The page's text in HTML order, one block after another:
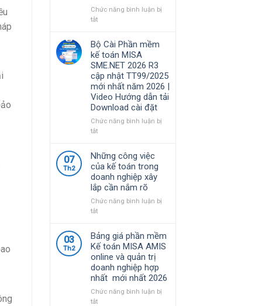
R4.1
cập
mới
nhất
năm
2026
|
Video
Hướng
tải
Download
đặt
Chức năng bình luận bị
tắtở
định
68/2026/NĐ-
CP
quy
định
về
chính
sách
thuế
và
thuế
đối
với
hộ
kinh
doanh,
kinh
doanh
Bộ Cài Phần mềm
kế toán MISA
SME.NET 2026 R3
cập nhật TT99/2025
mới nhất năm 2026 |
Video Hướng dẫn tải
Download cài đặt
Chức năng bình luận bị
tắtở
Phần
mềm
kế
toán
MISA
SME.NET
R3
cập
nhật
TT99/2025
mới
nhất
năm
2026
07
Th2
Những công việc
của kế toán trong
doanh nghiệp xây
lắp cần nắm rõ
Chức năng bình luận bị
tắtở
công
việc
của
kế
toán
trong
doanh
nghiệp
03
Th2
Bảng giá phần mềm
Kế toán MISA AMIS
online và quản trị
doanh nghiệp hợp
nhất mới nhất 2026
Chức năng bình luận bị
tắtở